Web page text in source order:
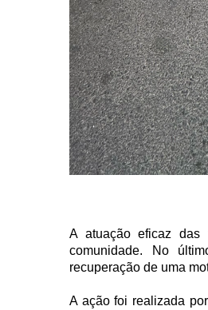
A atuação eficaz das
comunidade. No
recuperação de uma
A ação foi realizada